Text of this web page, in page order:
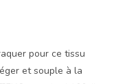
pour ce tissu
et souple à la